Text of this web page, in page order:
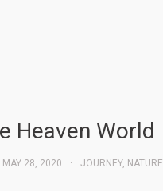
Heaven World
MAY 28, 2020 JOURNEY, NATURE